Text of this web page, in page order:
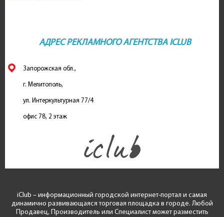
АДРЕС РЕКЛАМНОГО АГЕНТСТВА ICLUB
Запорожская обл.,
г. Мелитополь,
ул. Интеркультурная 77/4
офис 78, 2 этаж
iClub – информационный городской интернет-портал и самая
динамично развивающаяся торговая площадка в городе. Любой
Продавец, Производитель или Специалист может разместить